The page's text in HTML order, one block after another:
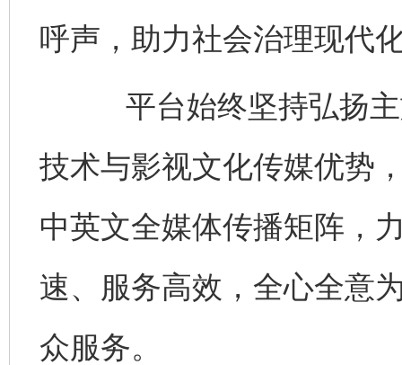
呼声，助力社会治理现代
平台始终坚持弘扬主
技术与影视文化传媒优势
中英文全媒体传播矩阵，
速、服务高效，全心全意
众服务。